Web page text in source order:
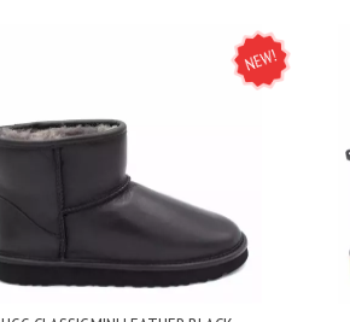
NEW